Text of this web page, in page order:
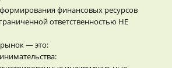
финансовых ресурсов
ответственностью НЕ
— это: